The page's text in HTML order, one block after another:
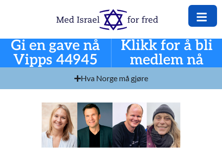
Gi en gave nå
Vipps 44945
Klikk for å bli
medlem nå
Hva Norge må gjøre